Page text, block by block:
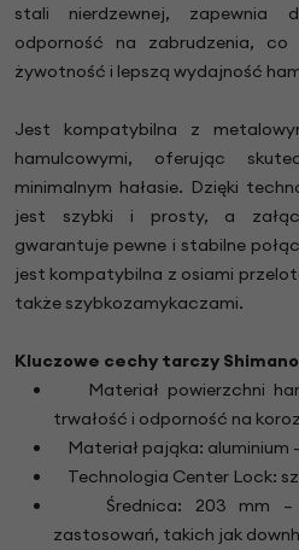
stali nierdzewnej, zapewnia
odporność na zabrudzenia, co
żywotność i lepszą wydajność
Jest kompatybilna z
hamulcowymi, oferując
minimalnym hałasie. Dzięki
jest szybki i prosty, a
gwarantuje pewne i stabilne
jest kompatybilna z osiami
także szybkozamykaczami.
Kluczowe cechy tarczy Shimano
Materiał powierzchni
trwałość i odporność na
Materiał pająka: aluminium
Technologia Center Lock:
Średnica: 203 mm –
zastosowań, takich jak